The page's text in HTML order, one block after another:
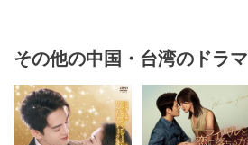
その他の中国・台湾のドラマ